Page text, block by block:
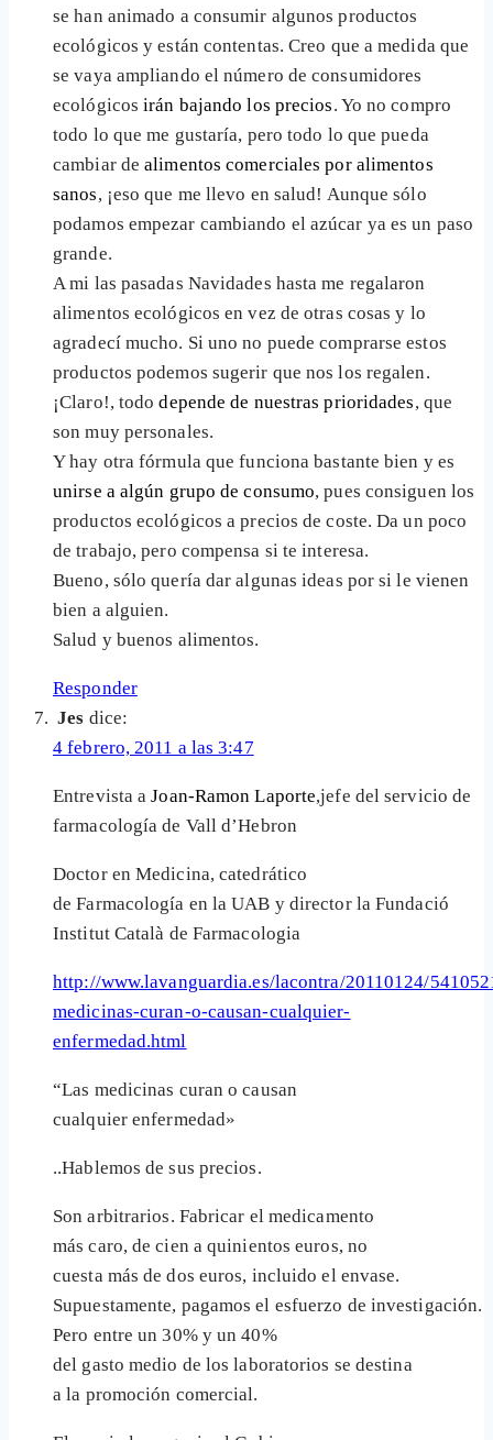
se han animado a consumir algunos productos
ecológicos y están contentas. Creo que a medida que
se vaya ampliando el número de consumidores
ecológicosirán bajando los precios. Yo no compro
todo lo que me gustaría, pero todo lo que pueda
cambiar dealimentos comerciales por alimentos
sanos, ¡eso que me llevo en salud! Aunque sólo
podamos empezar cambiando el azúcar ya es un paso
grande.
A mi las pasadas Navidades hasta me regalaron
alimentos ecológicos en vez de otras cosas y lo
agradecí mucho. Si uno no puede comprarse estos
productos podemos sugerir que nos los regalen.
¡Claro!, tododepende de nuestras prioridades, que
son muy personales.
Y hay otra fórmula que funciona bastante bien y es
unirse a algún grupo de consumo, pues consiguen los
productos ecológicos a precios de coste. Da un poco
de trabajo, pero compensa si te interesa.
Bueno, sólo quería dar algunas ideas por si le vienen
bien a alguien.
Salud y buenos alimentos.
Responder
Jes dice:
4 febrero, 2011 a las 3:47
Entrevista aJoan-Ramon Laporte,jefe del servicio de
farmacología de Vall d’Hebron
Doctor en Medicina, catedrático
de Farmacología en la UAB y director la Fundació
Institut Català de Farmacologia
http://www.lavanguardia.es/lacontra/20110124/
medicinas-curan-o-causan-cualquier-
enfermedad.html
“Las medicinas curan o causan
cualquier enfermedad»
..Hablemos de sus precios.
Son arbitrarios. Fabricar el medicamento
más caro, de cien a quinientos euros, no
cuesta más de dos euros, incluido el envase.
Supuestamente, pagamos el esfuerzo de investigación.
Pero entre un 30% y un 40%
del gasto medio de los laboratorios se destina
a la promoción comercial.